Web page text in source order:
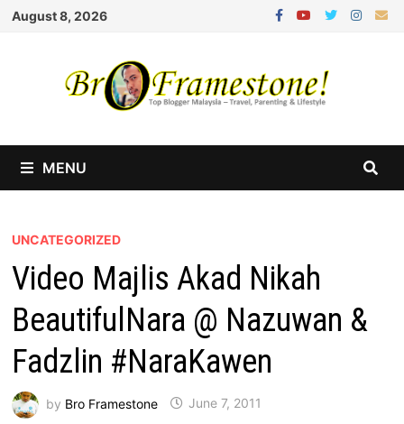
Skip
August 8, 2026
MENU
UNCATEGORIZED
Video Majlis Akad Nikah
BeautifulNara @ Nazuwan &
Fadzlin #NaraKawen
by Bro Framestone June 7, 2011